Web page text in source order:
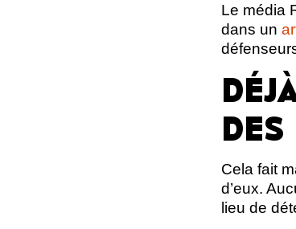
Le média
dans un
Cela fait
d’eux.
lieu de